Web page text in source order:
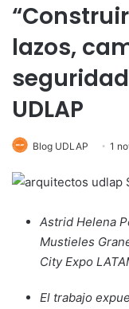
lazos,
UDLAP
Blog UDLAP 1
Astrid Helena
Mustieles
City Expo
El trabajo